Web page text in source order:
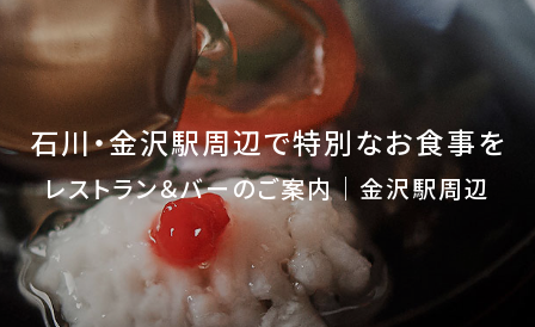
石川・金沢駅周辺で特別なお食事を
レストラン＆バーのご案内｜金沢駅周辺